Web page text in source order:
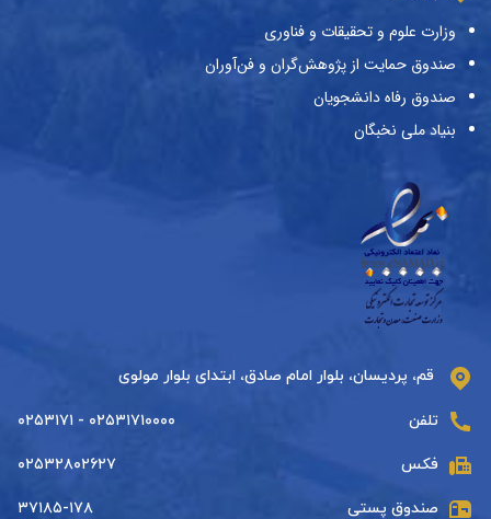
وزارت علوم و تحقیقات و فناوری
صندوق حمایت از پژوهش‌گران و فن‌آوران
صندوق رفاه دانشجویان
بنیاد ملی نخبگان
قم، پردیسان، بلوار امام صادق، ابتدای بلوار مولوی
تلفن ۰۲۵۳۱۷۱۰۰۰۰ - ۰۲۵۳۱۷۱
فکس ۰۲۵۳۲۸۰۲۶۲۷
صندوق پستی ۳۷۱۸۵-۱۷۸